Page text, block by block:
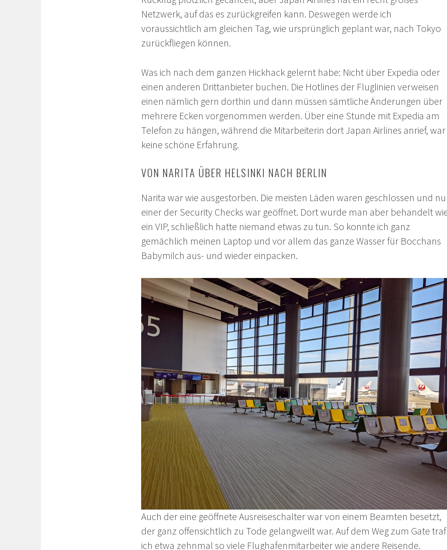
Netzwerk, auf das es zurückgreifen kann. Deswegen werde ich
voraussichtlich am gleichen Tag, wie ursprünglich geplant war, nach Tokyo
zurückfliegen können.
Was ich nach dem ganzen Hickhack gelernt habe: Nicht über Expedia oder
einen anderen Drittanbieter buchen. Die Hotlines der Fluglinien verweisen
einen nämlich gern dorthin und dann müssen sämtliche Änderungen über
mehrere Ecken vorgenommen werden. Über eine Stunde mit Expedia am
Telefon zu hängen, während die Mitarbeiterin dort Japan Airlines anrief, war
keine schöne Erfahrung.
VON NARITA ÜBER HELSINKI NACH BERLIN
Narita war wie ausgestorben. Die meisten Läden waren geschlossen und
einer der Security Checks war geöffnet. Dort wurde man aber behandelt
ein VIP, schließlich hatte niemand etwas zu tun. So konnte ich ganz
gemächlich meinen Laptop und vor allem das ganze Wasser für Bocchans
Babymilch aus- und wieder einpacken.
Auch der eine geöffnete Ausreiseschalter war von einem Beamten besetzt,
der ganz offensichtlich zu Tode gelangweilt war. Auf dem Weg zum Gate traf
ich etwa zehnmal so viele Flughafenmitarbeiter wie andere Reisende.